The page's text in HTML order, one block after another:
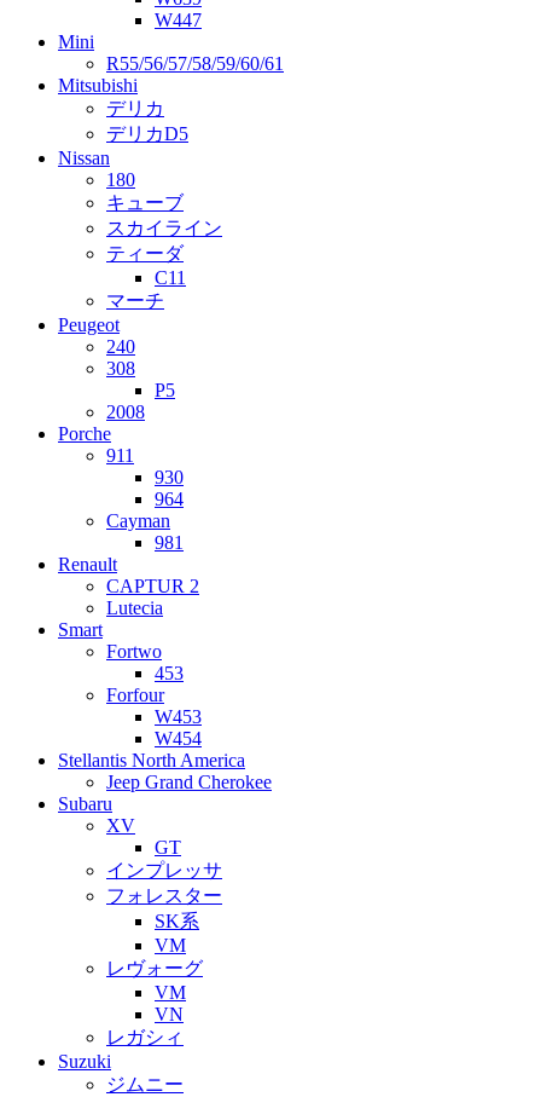
W447
Mini
R55/56/57/58/59/60/61
Mitsubishi
デリカ
デリカD5
Nissan
180
キューブ
スカイライン
ティーダ
C11
マーチ
Peugeot
240
308
P5
2008
Porche
911
930
964
Cayman
981
Renault
CAPTUR 2
Lutecia
Smart
Fortwo
453
Forfour
W453
W454
Stellantis North America
Jeep Grand Cherokee
Subaru
XV
GT
インプレッサ
フォレスター
SK系
VM
レヴォーグ
VM
VN
レガシィ
Suzuki
ジムニー